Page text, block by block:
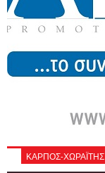
ΚΑΡΠΟΣ-ΧΩΡΑΪΤΗΣ